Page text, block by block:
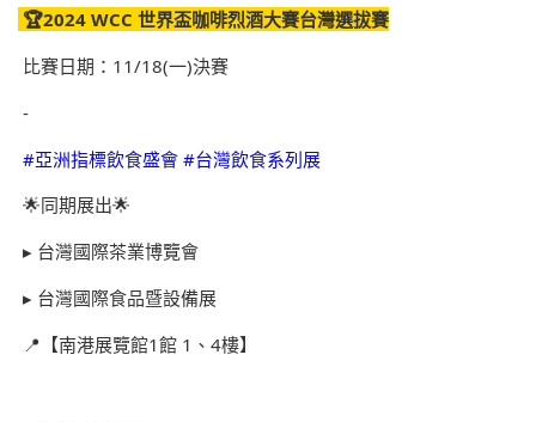
🏆2024 WCC 世界盃咖啡烈酒大賽台灣選拔賽
比賽日期：11/18(一)決賽
-
#亞洲指標飲食盛會 #台灣飲食系列展
🌟同期展出🌟
▸ 台灣國際茶業博覽會
▸ 台灣國際食品暨設備展
📍【南港展覽館1館 1、4樓】